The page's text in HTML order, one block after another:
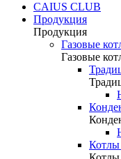
CAIUS CLUB
Продукция
Продукция
Газовые
Газовые
Котлы